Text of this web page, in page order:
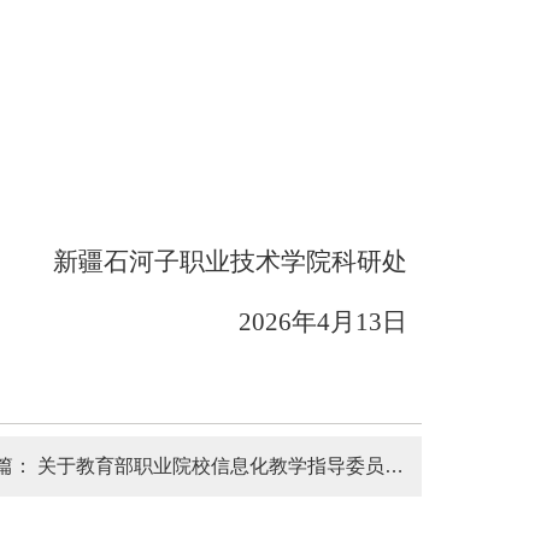
新疆石河子职业技术学院科研处
2026年4月 13 日
： 关于教育部职业院校信息化教学指导委员会2026年度各类项目申报的通知